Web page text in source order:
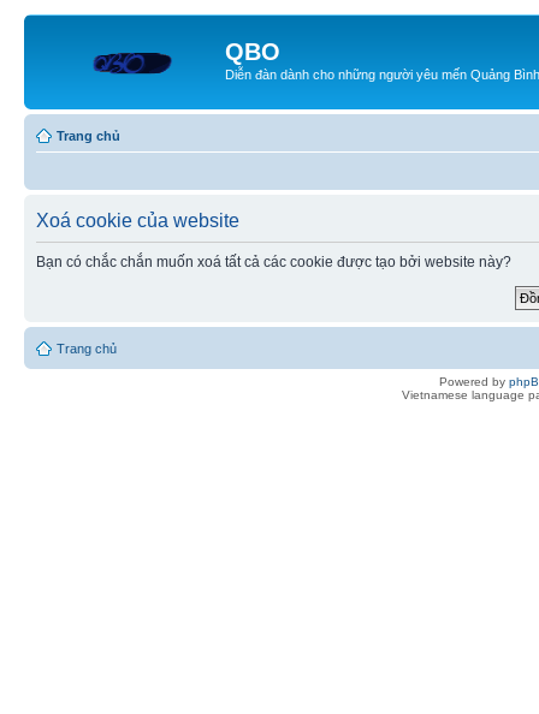
QBO
Diễn đàn dành cho những người yêu mến Quảng Bình
Trang chủ
Xoá cookie của website
Bạn có chắc chắn muốn xoá tất cả các cookie được tạo bởi website này?
Trang chủ
Powered by
Vietnamese language